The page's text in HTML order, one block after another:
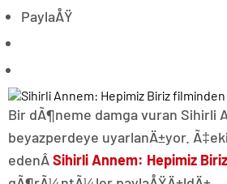
PaylaÅŸ
Bir dÃ¶neme damga vuran Sihirli
beyazperdeye uyarlanÄ±yor.
edenÂSihirli Annem: Hepimiz Biriz